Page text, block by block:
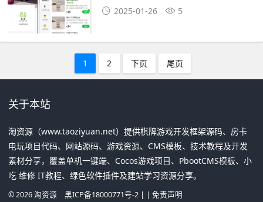
2025-01-26 5
1 2 下页 尾页
关于本站
淘资源（www.taoziyuan.net）提供棋牌游戏开发框架源码、房卡
电玩项目代码、网站源码、游戏资源、CMS模板、技术教程及开发
素材分享，覆盖单机一键端、Cocos游戏项目、PbootCMS模板、小
吃 维修 IT教程、绿色软件插件及建站学习资源分享。
©2026淘资源 黑ICP备18000771号-2| | 免责声明